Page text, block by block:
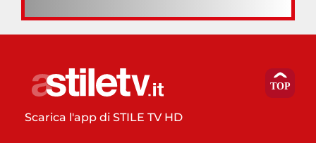
Scarica l'app di STILE TV HD